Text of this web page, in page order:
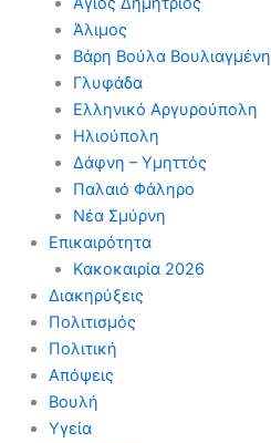
Άλιμος
Βάρη Βούλα Βουλιαγμένη
Γλυφάδα
Ελληνικό Αργυρούπολη
Ηλιούπολη
Δάφνη – Υμηττός
Παλαιό Φάληρο
Νέα Σμύρνη
Επικαιρότητα
Κακοκαιρία 2026
Διακηρύξεις
Πολιτισμός
Πολιτική
Απόψεις
Βουλή
Υγεία